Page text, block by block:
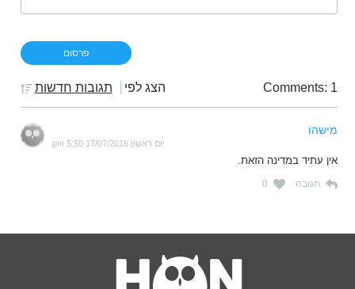
Comments: 1 הצג לפי תגובות חדשות
מישהו
יום ראשון 17/07/2016 5:50 pm
אין עתיד במדינה הזאת.
תגובה 0